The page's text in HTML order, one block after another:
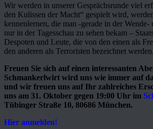
Wir werden in unserer Gesprächsrunde viel
den Kulissen der Macht“ gespielt wird,
kennenlernen, die man -gerade in der
nur in der Tagesschau zu sehen bekam –
Despoten und Leute, die von den einen als
den anderen als Terroristen bezeichnet werden.
Freuen Sie sich auf einen interessanten
Schmankerlwirt wird uns wie immer auf
und wir freuen uns auf Ihr zahlreiches
uns am 31. Oktober gegen 19:00 Uhr im
Tübinger Straße 10, 80686 München.
Hier anmelden!